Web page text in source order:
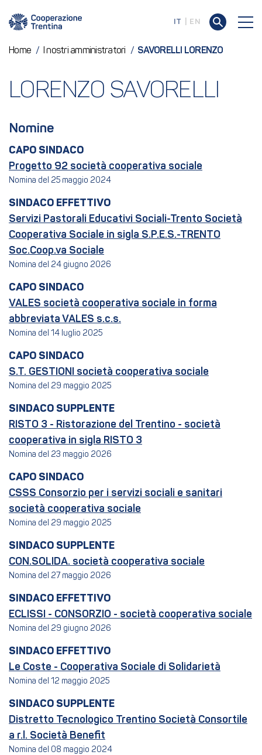
IT EN
Home / I nostri amministratori / SAVORELLI LORENZO
LORENZO SAVORELLI
Nomine
CAPO SINDACO
Progetto 92 società cooperativa sociale
Nomina del 25 maggio 2024
SINDACO EFFETTIVO
Servizi Pastorali Educativi Sociali-Trento Società
Cooperativa Sociale in sigla S.P.E.S.-TRENTO
Soc.Coop.va Sociale
Nomina del 24 giugno 2026
CAPO SINDACO
VALES società cooperativa sociale in forma
abbreviata VALES s.c.s.
Nomina del 14 luglio 2025
CAPO SINDACO
S.T. GESTIONI società cooperativa sociale
Nomina del 29 maggio 2025
SINDACO SUPPLENTE
RISTO 3 - Ristorazione del Trentino - società
cooperativa in sigla RISTO 3
Nomina del 23 maggio 2026
CAPO SINDACO
CSSS Consorzio per i servizi sociali e sanitari
società cooperativa sociale
Nomina del 29 maggio 2025
SINDACO SUPPLENTE
CON.SOLIDA. società cooperativa sociale
Nomina del 27 maggio 2026
SINDACO EFFETTIVO
ECLISSI - CONSORZIO - società cooperativa sociale
Nomina del 29 giugno 2026
SINDACO EFFETTIVO
Le Coste - Cooperativa Sociale di Solidarietà
Nomina del 12 maggio 2025
SINDACO SUPPLENTE
Distretto Tecnologico Trentino Società Consortile
a r.l. Società Benefit
Nomina del 08 maggio 2024